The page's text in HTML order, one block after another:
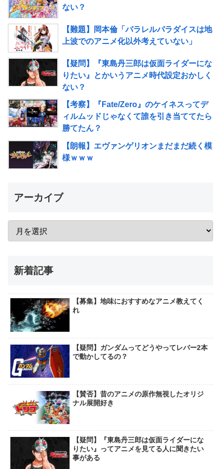
ない？
【難題】岡本倫「パラレルパラダイスは地
上波でのアニメ化以外考えていない」
【疑問】『東島丹三郎は仮面ライダーにな
りたい』とかいうアニメ時代設定おかしく
ない？
【考察】『Fate/Zero』のケイネスってデ
ィルムッドじゃなくて誰を引き当ててたら
勝てたん？
【朗報】エヴァンゲリオンまだまだ続く模
様ｗｗｗ
アーカイブ
新着記事
【募集】地味におすすめなアニメ教えてく
れ
【疑問】ガンダムってどうやってレバー2本
で動かしてるの？
【賛否】昔のアニメの原作無視したオリジ
ナル展開好き
【疑問】『東島丹三郎は仮面ライダーにな
りたい』ってアニメを見てる人に聞きたい
事がある